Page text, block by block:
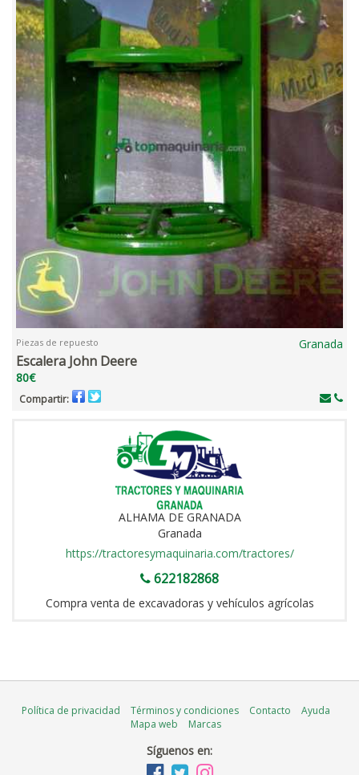
Piezas de repuesto Granada
Escalera John Deere
80€
Compartir:
ALHAMA DE GRANADA
Granada
https://tractoresymaquinaria.com/tractores/
622182868
Compra venta de excavadoras y vehículos agrícolas
Política de privacidad Términos y condiciones Contacto
Ayuda
Mapa web
Marcas
Síguenos en: